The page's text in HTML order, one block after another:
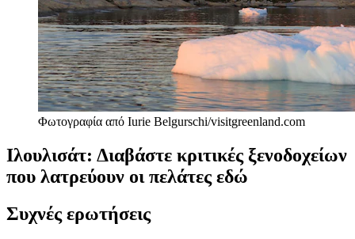
Φωτογραφία από Iurie Belgurschi/visitgreenland.com
Ιλουλισάτ: Διαβάστε κριτικές ξενοδοχείων
που λατρεύουν οι πελάτες εδώ
Συχνές ερωτήσεις